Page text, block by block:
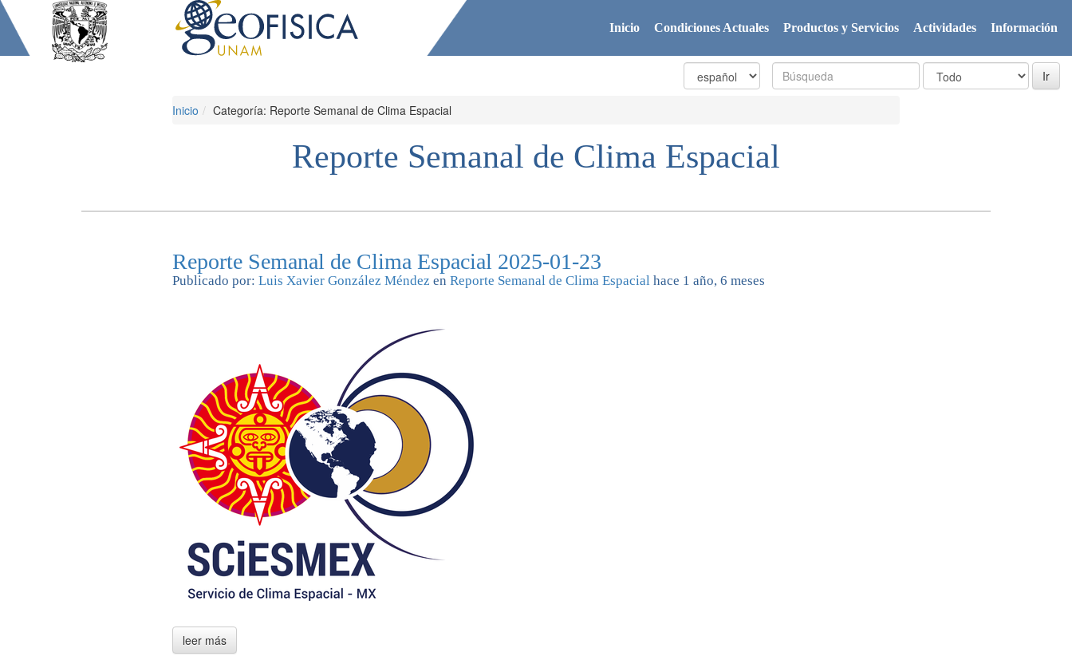
Inicio Condiciones Actuales Productos y Servicios Actividades Información
Inicio Categoría: Reporte Semanal de Clima Espacial
Reporte Semanal de Clima Espacial
Reporte Semanal de Clima Espacial 2025-01-23
Publicado por: Luis Xavier González Méndez en Reporte Semanal de Clima Espacial hace 1 año, 6 meses